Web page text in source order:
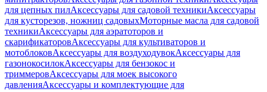
для цепных пилАксессуары для садовой техникиАксессуары
для кусторезов, ножниц садовыхМоторные масла для садовой
техникиАксессуары для аэратоторов и
скарификаторовАксессуары для культиваторов и
мотоблоковАксессуары для воздуходувокАксессуары для
газонокосилокАксессуары для бензокос и
триммеровАксессуары для моек высокого
давленияАксессуары и комплектующие для